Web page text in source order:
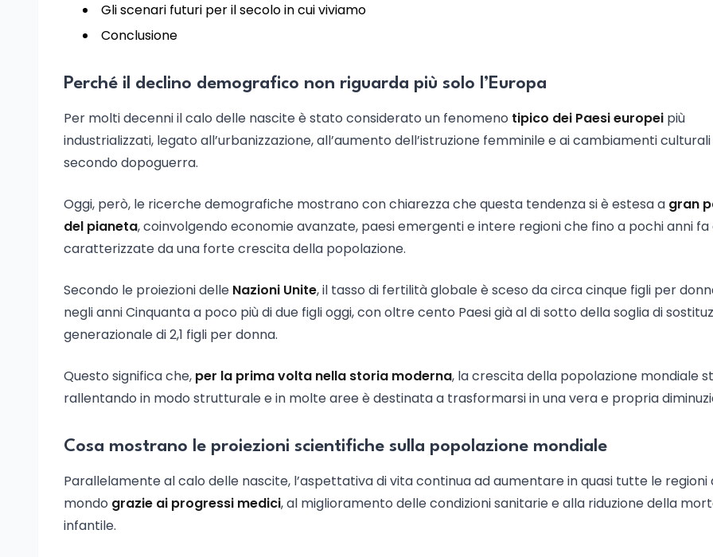
Gli scenari futuri per il secolo in cui viviamo
Conclusione
Perché il declino demografico non riguarda più solo l’Europa
Per molti decenni il calo delle nascite è stato considerato un fenomeno tipico dei Paesi europei più
industrializzati, legato all’urbanizzazione, all’aumento dell’istruzione femminile e ai cambiamenti
secondo dopoguerra.
Oggi, però, le ricerche demografiche mostrano con chiarezza che questa tendenza si è estesa a gran
del pianeta, coinvolgendo economie avanzate, paesi emergenti e intere regioni che fino a pochi anni fa
caratterizzate da una forte crescita della popolazione.
Secondo le proiezioni delle Nazioni Unite, il tasso di fertilità globale è sceso da circa cinque figli per
negli anni Cinquanta a poco più di due figli oggi, con oltre cento Paesi già al di sotto della soglia di
generazionale di 2,1 figli per donna.
Questo significa che, per la prima volta nella storia moderna, la crescita della popolazione mondiale
rallentando in modo strutturale e in molte aree è destinata a trasformarsi in una vera e propria
Cosa mostrano le proiezioni scientifiche sulla popolazione mondiale
Parallelamente al calo delle nascite, l’aspettativa di vita continua ad aumentare in quasi tutte le regioni
mondo grazie ai progressi medici, al miglioramento delle condizioni sanitarie e alla riduzione della
infantile.